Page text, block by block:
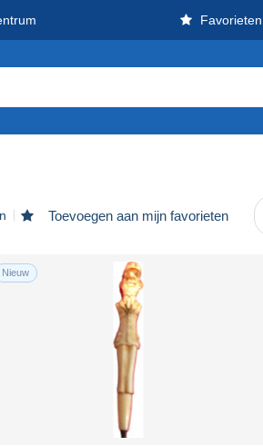
Favorieten
Toevoegen aan mijn favorieten
Nieuw